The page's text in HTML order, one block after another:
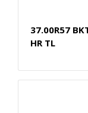
37.00R57
HR TL